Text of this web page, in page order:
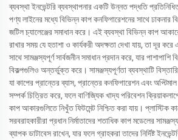
ব্যবস্থা ইনভেন্টরি ব্যবস্থাপনার একটি উন্নত পদ্ধতি
পণ্য লাইনের মধ্যে বিভিন্ন কাপ কনফিগারেশনের সাথে ঢাকনার
জটিল চ্যালেঞ্জের সমাধান করে। এই ব্যবস্থা বিভিন্ন কাপ
রাখার সময় যে হতাশা ও কার্যকরী অদক্ষতা দেখা যায়, তা দূর করে
সাথে সামঞ্জস্যপূর্ণ সার্বজনীন সমাধান প্রদান করে, যার
বিকল্পগুলিও অন্তর্ভুক্ত করে। সামঞ্জস্যপূর্ণতা ব্যবস্থাটি
যা কাপের প্রান্তের ব্যাস, প্রান্তের কনফিগারেশন এবং
সম্পর্ক চিত্রিত করে, ফলে বাণিজ্যিক খাদ্য পরিবেশন
কাপ আকারগুলিতে নিখুঁত ফিটমেন্ট নিশ্চিত করা যায়। প্লাস্টিক
সরবরাহকারীরা প্রধান নির্মাতাদের শতাধিক কাপ মডেলের
ব্যাপক ডাটাবেস রাখেন, যার ফলে গ্রাহকরা তাদের নির্দিষ্ট